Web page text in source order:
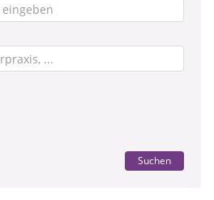
Suchen